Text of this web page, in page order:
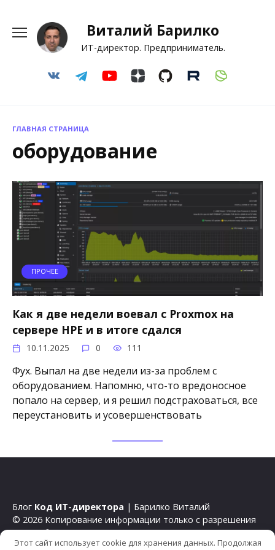
содержанию
Виталий Барилко
ИТ-директор. Предприниматель.
ГЛАВНАЯ СТРАНИЦА
оборудование
ПРОЧЕЕ
Как я две недели воевал с Proxmox на
сервере HPE и в итоге сдался
10.11.2025 0 111
Фух. Выпал на две недели из-за проблем с
оборудованием. Напомню, что-то вредоносное
попало на сервер, и я решил подстраховаться, все
переустановить и усовершенствовать
Блог Код ИТ-директора | Барилко Виталий
© 2026 Копирование информации только с разрешения
правообладателя.
Сайт работает на темеReboot
Этот сайт использует cookie для хранения данных. Продолжая